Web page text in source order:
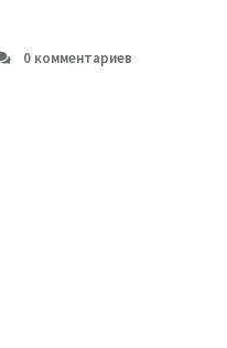
0 комментариев